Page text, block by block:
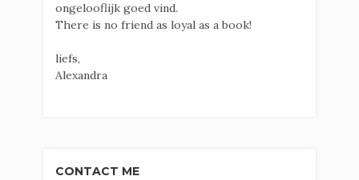
ongelooflijk goed vind.
There is no friend as loyal as a book!
liefs,
Alexandra
CONTACT ME